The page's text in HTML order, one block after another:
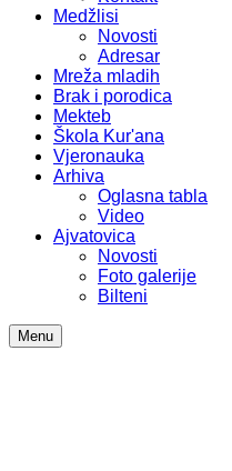
Medžlisi
Novosti
Adresar
Mreža mladih
Brak i porodica
Mekteb
Škola Kur'ana
Vjeronauka
Arhiva
Oglasna tabla
Video
Ajvatovica
Novosti
Foto galerije
Bilteni
Menu